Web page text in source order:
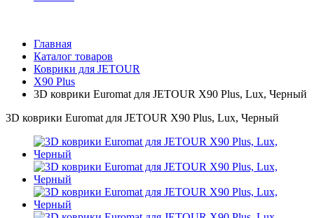
Главная
Каталог товаров
Коврики для JETOUR
X90 Plus
3D коврики Euromat для JETOUR X90 Plus, Lux, Черный
3D коврики Euromat для JETOUR X90 Plus, Lux, Черный